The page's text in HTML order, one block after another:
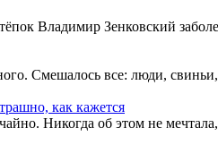
Владимир Зенковский
Смешалось все: люди,
как кажется
Никогда об этом не